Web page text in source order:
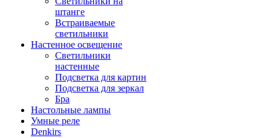
штанге
Встраиваемые
светильники
Настенное освещение
Светильники
настенные
Подсветка для картин
Подсветка для зеркал
Бра
Настольные лампы
Умные реле
Denkirs